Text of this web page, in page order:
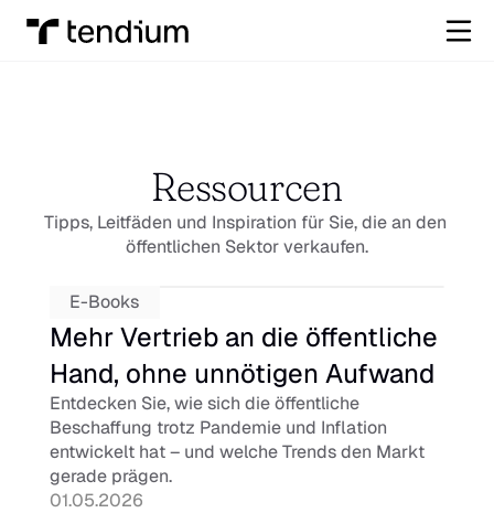
Ressourcen
Tipps, Leitfäden und Inspiration für Sie, die an den
öffentlichen Sektor verkaufen.
E-Books
Mehr Vertrieb an die öffentliche
Hand, ohne unnötigen Aufwand
Entdecken Sie, wie sich die öffentliche
Beschaffung trotz Pandemie und Inflation
entwickelt hat – und welche Trends den Markt
gerade prägen.
01.05.2026